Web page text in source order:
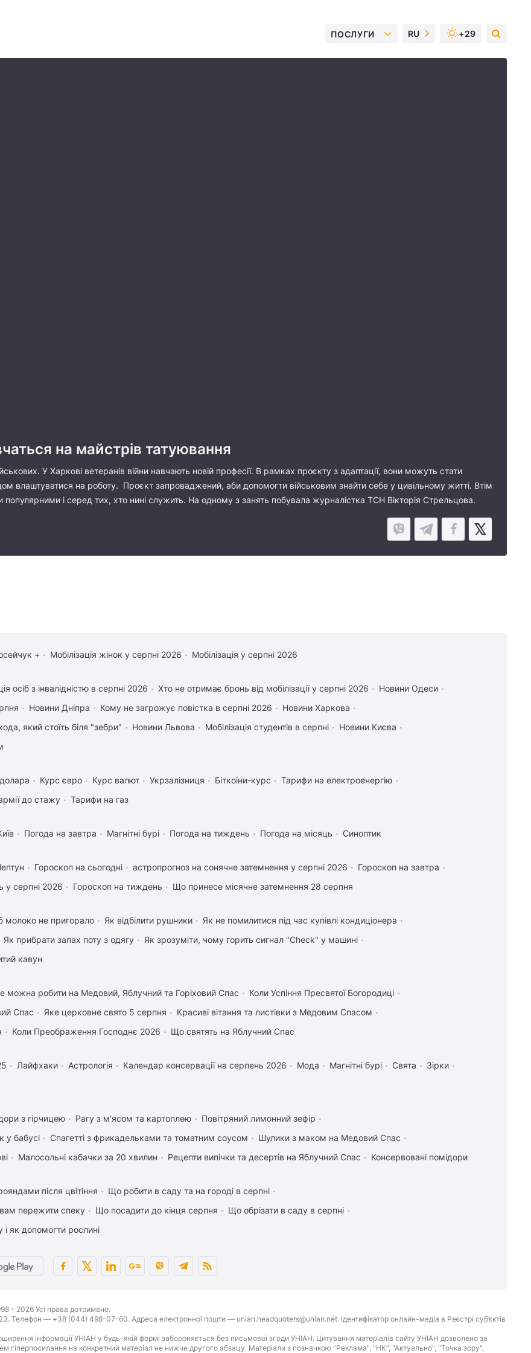
ПОСЛУГИ RU +29
на майстрів татуювання
У Харкові ветеранів війни навчають новій професії. В рамках проєкту з адаптації, вони можуть стати
влаштуватися на роботу. Проєкт запроваджений, аби допомогти військовим знайти себе у цивільному житті. Втім
популярними і серед тих, хто нині служить. На одному з занять побувала журналістка ТСН Вікторія Стрельцова.
+ Мобілізація жінок у серпні 2026 Мобілізація у серпні 2026
осіб з інвалідністю в серпні 2026 Хто не отримає бронь від мобілізації у серпні 2026
Новини Одеси
Новини Дніпра Кому не загрожує повістка в серпні 2026
Новини Харкова
який стоїть біля "зебри"
Новини Львова Мобілізація студентів в серпні
Новини Києва
Курс євро Курс валют Укрзалізниця Біткоіни-курс
Тарифи на електроенергію
до стажу
Тарифи на газ
Погода на завтра Магнітні бурі Погода на тиждень Погода на місяць Синоптик
Гороскоп на сьогодні астропрогноз на сонячне затемнення у серпні 2026
Гороскоп на завтра
у серпні 2026
Гороскоп на тиждень Що принесе місячне затемнення 28 серпня
молоко не пригорало Як відбілити рушники
Як не помилитися під час купівлі кондиціонера
Як прибрати запах поту з одягу
Як зрозуміти, чому горить сигнал "Check" у машині
кавун
можна робити на Медовий, Яблучний та Горіховий Спас
Коли Успіння Пресвятої Богородиці
Спас
Яке церковне свято 5 серпня
Красиві вітання та листівки з Медовим Спасом
Коли Преображення Господнє 2026 Що святять на Яблучний Спас
Лайфхаки Астрологія Календар консервації на серпень 2026 Мода Магнітні бурі Свята
Зірки
з гірчицею Рагу з м'ясом та картоплею
Повітряний лимонний зефір
у бабусі
Спагетті з фрикадельками та томатним соусом
Шулики з маком на Медовий Спас
Малосольні кабачки за 20 хвилин Рецепти випічки та десертів на Яблучний Спас Консервовані помідори
після цвітіння
Що робити в саду та на городі в серпні
пережити спеку
Що посадити до кінця серпня
Що обрізати в саду в серпні
як допомогти рослині
- 2026 Усі права дотримано.
Телефон — +38 (044) 498-07-60. Адреса електронної пошти — unian.headquoters@unian.net. Ідентифікатор онлайн-медіа в Реєстрі суб’єктів
інформації УНІАН у будь-якій формі забороняється без письмової згоди УНІАН. Цитування матеріалів сайту УНІАН дозволено за
гіперпосилання на конкретний матеріал не нижче другого абзацу. Матеріали з позначкою "Реклама", "НК", "Актуально", "Точка зору",